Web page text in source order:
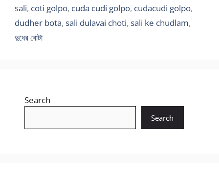
sali, coti golpo, cuda cudi golpo, cudacudi golpo,
dudher bota, sali dulavai choti, sali ke chudlam,
দুধের বোটা
Search
Search